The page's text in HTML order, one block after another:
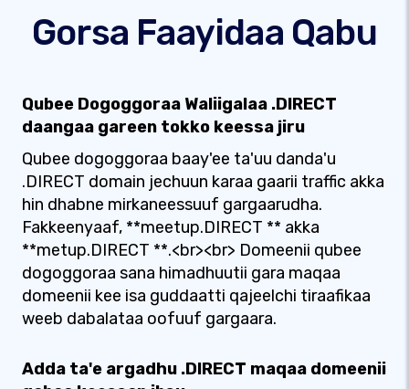
Gorsa Faayidaa Qabu
Qubee Dogoggoraa Waliigalaa .DIRECT
daangaa gareen tokko keessa jiru
Qubee dogoggoraa baay'ee ta'uu danda'u
.DIRECT domain jechuun karaa gaarii traffic akka
hin dhabne mirkaneessuuf gargaarudha.
Fakkeenyaaf, **meetup.DIRECT ** akka
**metup.DIRECT **.<br><br> Domeenii qubee
dogoggoraa sana himadhuutii gara maqaa
domeenii kee isa guddaatti qajeelchi tiraafikaa
weeb dabalataa oofuuf gargaara.
Adda ta'e argadhu .DIRECT maqaa domeenii